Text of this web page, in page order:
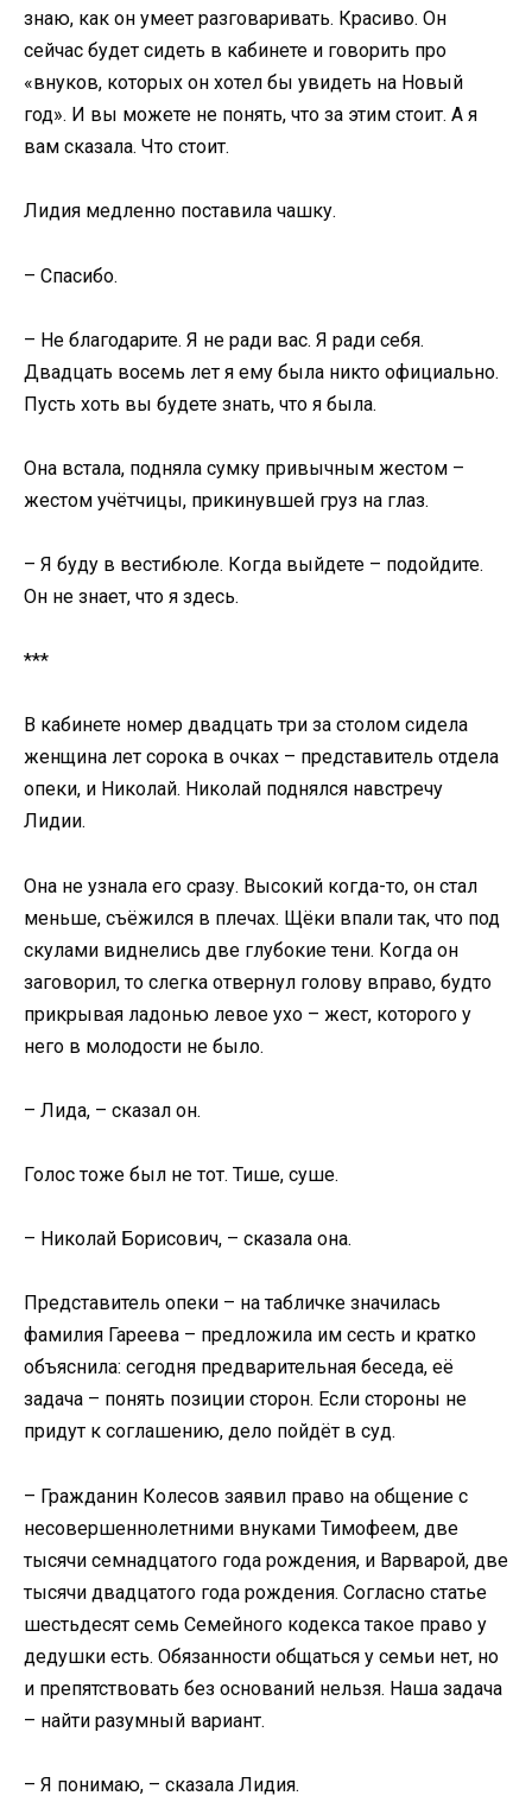
знаю, как он умеет разговаривать. Красиво. Он
сейчас будет сидеть в кабинете и говорить про
«внуков, которых он хотел бы увидеть на Новый
год». И вы можете не понять, что за этим стоит. А я
вам сказала. Что стоит.
Лидия медленно поставила чашку.
– Спасибо.
– Не благодарите. Я не ради вас. Я ради себя.
Двадцать восемь лет я ему была никто официально.
Пусть хоть вы будете знать, что я была.
Она встала, подняла сумку привычным жестом –
жестом учётчицы, прикинувшей груз на глаз.
– Я буду в вестибюле. Когда выйдете – подойдите.
Он не знает, что я здесь.
***
В кабинете номер двадцать три за столом сидела
женщина лет сорока в очках – представитель отдела
опеки, и Николай. Николай поднялся навстречу
Лидии.
Она не узнала его сразу. Высокий когда-то, он стал
меньше, съёжился в плечах. Щёки впали так, что под
скулами виднелись две глубокие тени. Когда он
заговорил, то слегка отвернул голову вправо, будто
прикрывая ладонью левое ухо – жест, которого у
него в молодости не было.
– Лида, – сказал он.
Голос тоже был не тот. Тише, суше.
– Николай Борисович, – сказала она.
Представитель опеки – на табличке значилась
фамилия Гареева – предложила им сесть и кратко
объяснила: сегодня предварительная беседа, её
задача – понять позиции сторон. Если стороны не
придут к соглашению, дело пойдёт в суд.
– Гражданин Колесов заявил право на общение с
несовершеннолетними внуками Тимофеем, две
тысячи семнадцатого года рождения, и Варварой, две
тысячи двадцатого года рождения. Согласно статье
шестьдесят семь Семейного кодекса такое право у
дедушки есть. Обязанности общаться у семьи нет, но
и препятствовать без оснований нельзя. Наша задача
– найти разумный вариант.
– Я понимаю, – сказала Лидия.